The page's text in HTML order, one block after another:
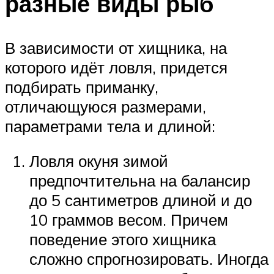
В зависимости от хищника, на
которого идёт ловля, придется
подбирать приманку,
отличающуюся размерами,
параметрами тела и длиной:
Ловля окуня зимой
предпочтительна на балансир
до 5 сантиметров длиной и до
10 граммов весом. Причем
поведение этого хищника
сложно спрогнозировать. Иногда